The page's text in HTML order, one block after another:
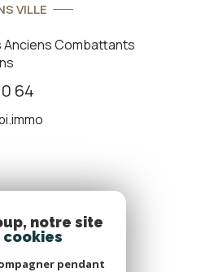
VILLE
Anciens Combattants
64
adhérons
notre site
pendant